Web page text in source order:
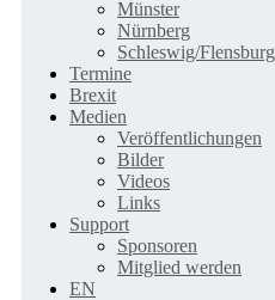
Münster
Nürnberg
Schleswig/Flensburg
Termine
Brexit
Medien
Veröffentlichungen
Bilder
Videos
Links
Support
Sponsoren
Mitglied werden
EN